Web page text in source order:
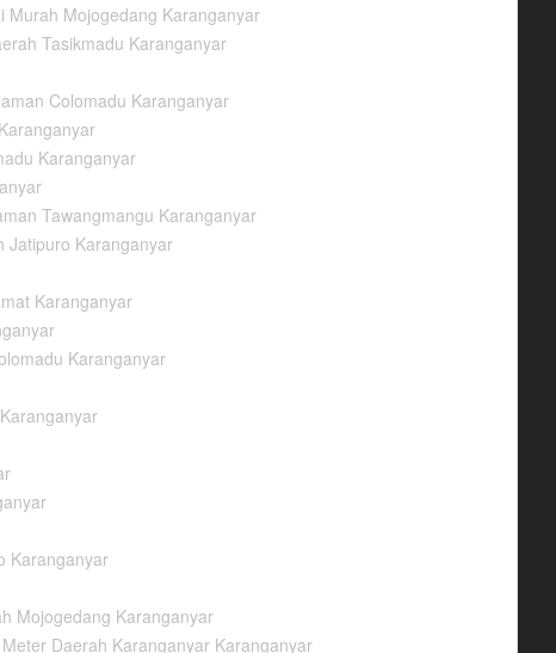
Murah Mojogedang Karanganyar
Tasikmadu Karanganyar
Colomadu Karanganyar
Karanganyar
Tawangmangu Karanganyar
Jatipuro Karanganyar
Karanganyar
Karanganyar
Karanganyar
Mojogedang Karanganyar
Daerah Karanganyar Karanganyar